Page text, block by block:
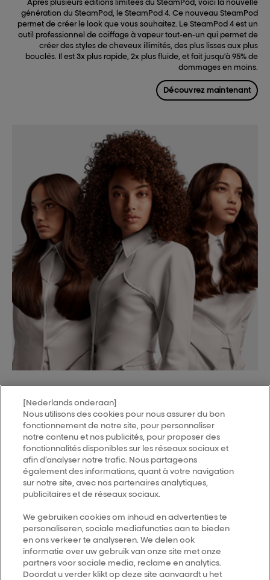
Après plusieurs éditions limitées du SteamPod, voici la nouvelle
génération du SteamPod, le SteamPod 4. Ce nouveau SteamPod
permet de créer le look que vous souhaitez. Le SteamPod 4 est un
outil professionnel de coiffage à vapeur tout-en-un qui permet de
créer des styles de cheveux illimités, des plus lisses aux plus
bouclés. Il est 3x plus rapide, 2x plus fluide, et fait jusqu'à 95% de
dommages en moins.
Découvrez maintenant
MY HAIR[iD]
Trouver un salon
Follow us
L’Oréal Professionnel
14, rue Royale 75008 PARIS
consumercareNL@loreal.com
Retour haut de page
[Nederlands onderaan]
Nous utilisons des cookies pour nous assurer du bon
fonctionnement de notre site, pour personnaliser
notre contenu et nos publicités, pour proposer des
fonctionnalités disponibles sur les réseaux sociaux et
afin d’analyser notre trafic. Nous partageons
également des informations, quant à votre navigation
sur notre site, avec nos partenaires analytiques,
publicitaires et de réseaux sociaux.
We gebruiken cookies om inhoud en advertenties te
personaliseren, sociale mediafuncties aan te bieden
en ons verkeer te analyseren. We delen ook
informatie over uw gebruik van onze site met onze
partners voor sociale media, reclame en analytics.
Doordat u verder klikt op deze site aanvaardt u het